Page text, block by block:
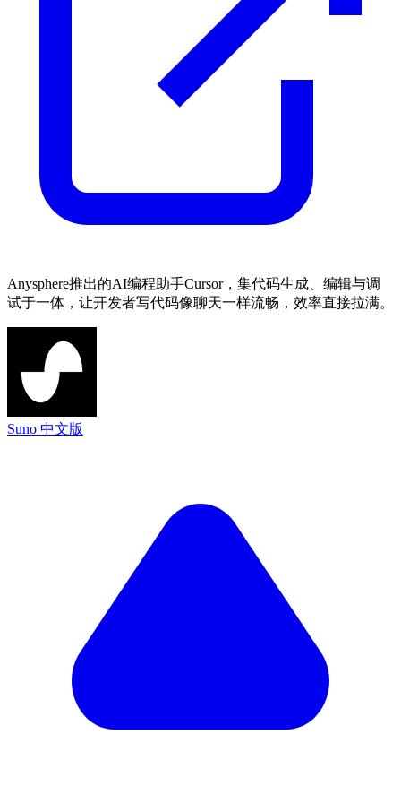
Anysphere推出的AI编程助手Cursor，集代码生成、编辑与调
试于一体，让开发者写代码像聊天一样流畅，效率直接拉满。
Suno 中文版